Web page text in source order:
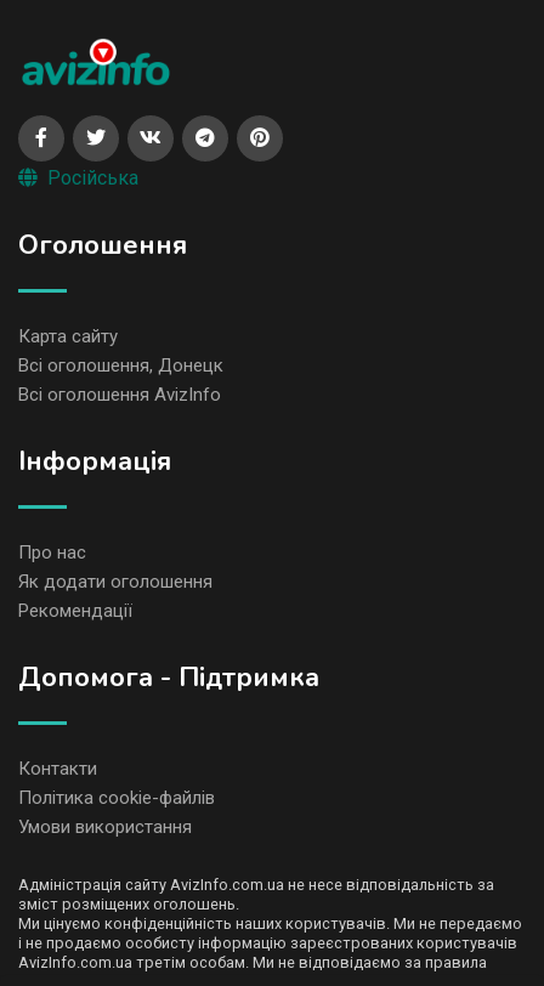
Російська
Оголошення
Карта сайту
Всі оголошення, Донецк
Всі оголошення AvizInfo
Iнформація
Про нас
Як додати оголошення
Рекомендації
Допомога - Підтримка
Контакти
Політика cookie-файлів
Умови використання
Адміністрація сайту AvizInfo.com.ua не несе відповідальність за
зміст розміщених оголошень.
Ми цінуємо конфіденційність наших користувачів. Ми не передаємо
і не продаємо особисту інформацію зареєстрованих користувачів
AvizInfo.com.ua третім особам. Ми не відповідаємо за правила